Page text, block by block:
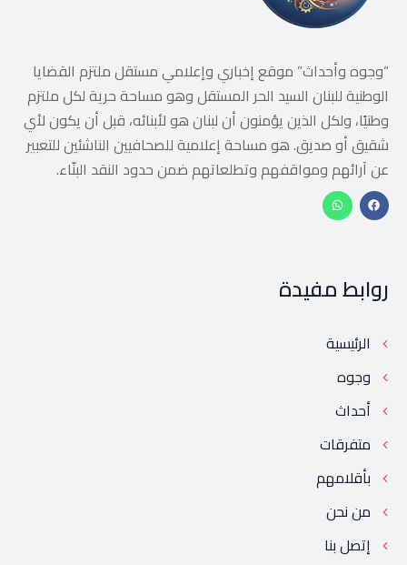
“وجوه وأحداث” موقع إخباري وإعلامي مستقل ملتزم القضايا
الوطنية للبنان السيد الحر المستقل وهو مساحة حرية لكل ملتزم
وطنيًا، ولكل الذين يؤمنون أن لبنان هو لأبنائه، قبل أن يكون لأي
شقيق أو صديق. هو مساحة إعلامية للصحافيين الناشئين للتعبير
عن آرائهم ومواقفهم وتطلعاتهم ضمن حدود النقد البنّاء.
روابط مفيدة
الرئيسية
وجوه
أحداث
متفرقات
بأقلامهم
من نحن
إتصل بنا